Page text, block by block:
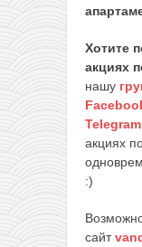
Хотите
акциях
нашу
Telegram
акциях
:)
сайт